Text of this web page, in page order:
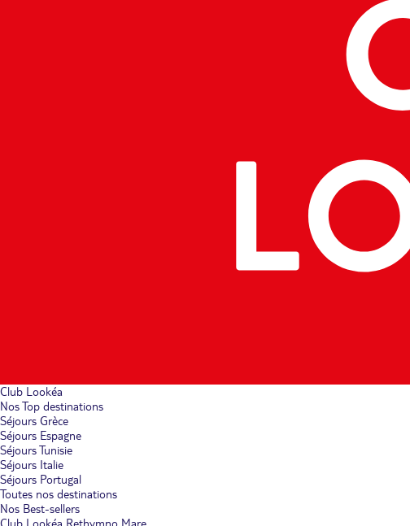
Club Lookéa
Nos Top destinations
Séjours Grèce
Séjours Espagne
Séjours Tunisie
Séjours Italie
Séjours Portugal
Toutes nos destinations
Nos Best-sellers